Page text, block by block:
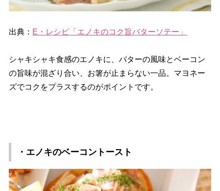
出典： E・レシピ「エノキのコク旨バターソテー」
シャキシャキ食感のエノキに、バターの風味とベーコン
の旨味が混ざり合い、お箸が止まらない一品。マヨネー
ズでコクをプラスするのがポイントです。
・エノキのベーコントースト